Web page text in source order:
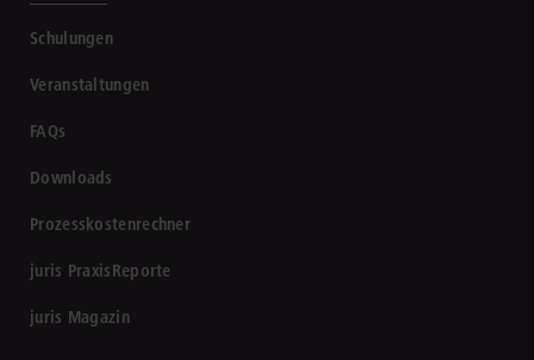
Schulungen
Veranstaltungen
FAQs
Downloads
Prozesskostenrechner
juris PraxisReporte
juris Magazin